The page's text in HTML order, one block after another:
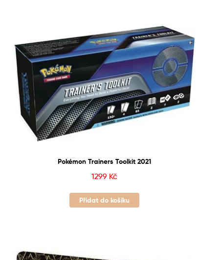
Pokémon Trainers Toolkit 2021
1299 Kč
Přidat do košíku